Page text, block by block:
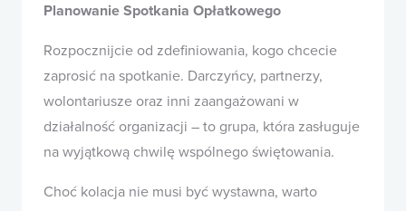
Planowanie Spotkania Opłatkowego
Rozpocznijcie od zdefiniowania, kogo chcecie
zaprosić na spotkanie. Darczyńcy, partnerzy,
wolontariusze oraz inni zaangażowani w
działalność organizacji – to grupa, która zasługuje
na wyjątkową chwilę wspólnego świętowania.
Choć kolacja nie musi być wystawna, warto